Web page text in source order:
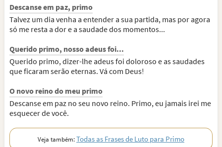
Descanse em paz, primo
Talvez um dia venha a entender a sua partida, mas por agora
só me resta a dor e a saudade dos momentos...
Querido primo, nosso adeus foi...
Querido primo, dizer-lhe adeus foi doloroso e as saudades
que ficaram serão eternas. Vá com Deus!
O novo reino do meu primo
Descanse em paz no seu novo reino. Primo, eu jamais irei me
esquecer de você.
Veja também:Todas as Frases de Luto para Primo